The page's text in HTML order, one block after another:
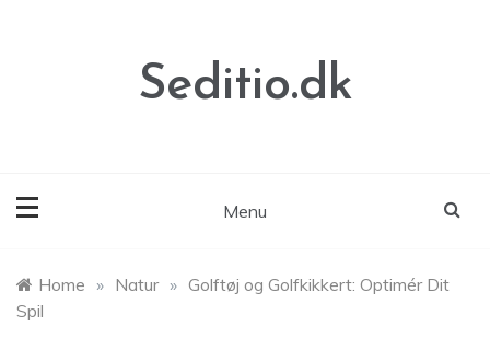
Seditio.dk
Menu
Home » Natur » Golftøj og Golfkikkert: Optimér Dit
Spil